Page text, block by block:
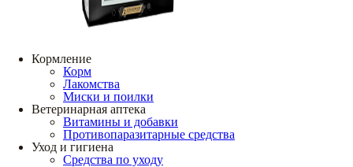
Кормление
Корм
Лакомства
Миски и поилки
Ветеринарная аптека
Витамины и добавки
Противопаразитарные средства
Уход и гигиена
Средства по уходу